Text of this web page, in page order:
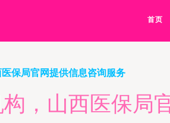
首页
保局官网提供信息咨询服务
，山西医保局